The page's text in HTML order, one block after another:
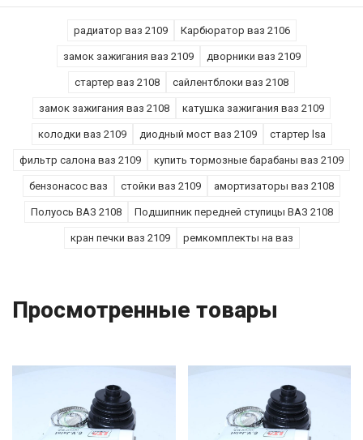
радиатор ваз 2109 Карбюратор ваз 2106
замок зажигания ваз 2109 дворники ваз 2109
стартер ваз 2108 сайлентблоки ваз 2108
замок зажигания ваз 2108 катушка зажигания ваз 2109
колодки ваз 2109 диодный мост ваз 2109 стартер lsa
фильтр салона ваз 2109 купить тормозные барабаны ваз 2109
бензонасос ваз стойки ваз 2109 амортизаторы ваз 2108
Полуось ВАЗ 2108 Подшипник передней ступицы ВАЗ 2108
кран печки ваз 2109 ремкомплекты на ваз
Просмотренные товары